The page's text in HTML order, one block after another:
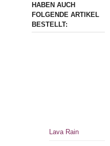
HABEN AUCH
FOLGENDE ARTIKEL
BESTELLT:
Lava Rain